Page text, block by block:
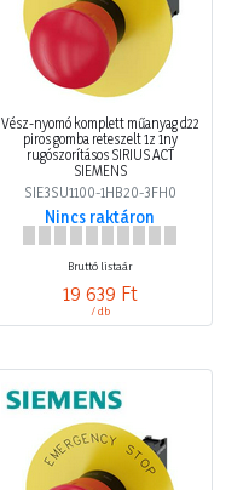
Vész-nyomó komplett műanyag d22
piros gomba reteszelt 1z 1ny
rugószorításos SIRIUS ACT
SIEMENS
SIE3SU1100-1HB20-3FH0
Nincs raktáron
Bruttó listaár
19 639 Ft
/ db